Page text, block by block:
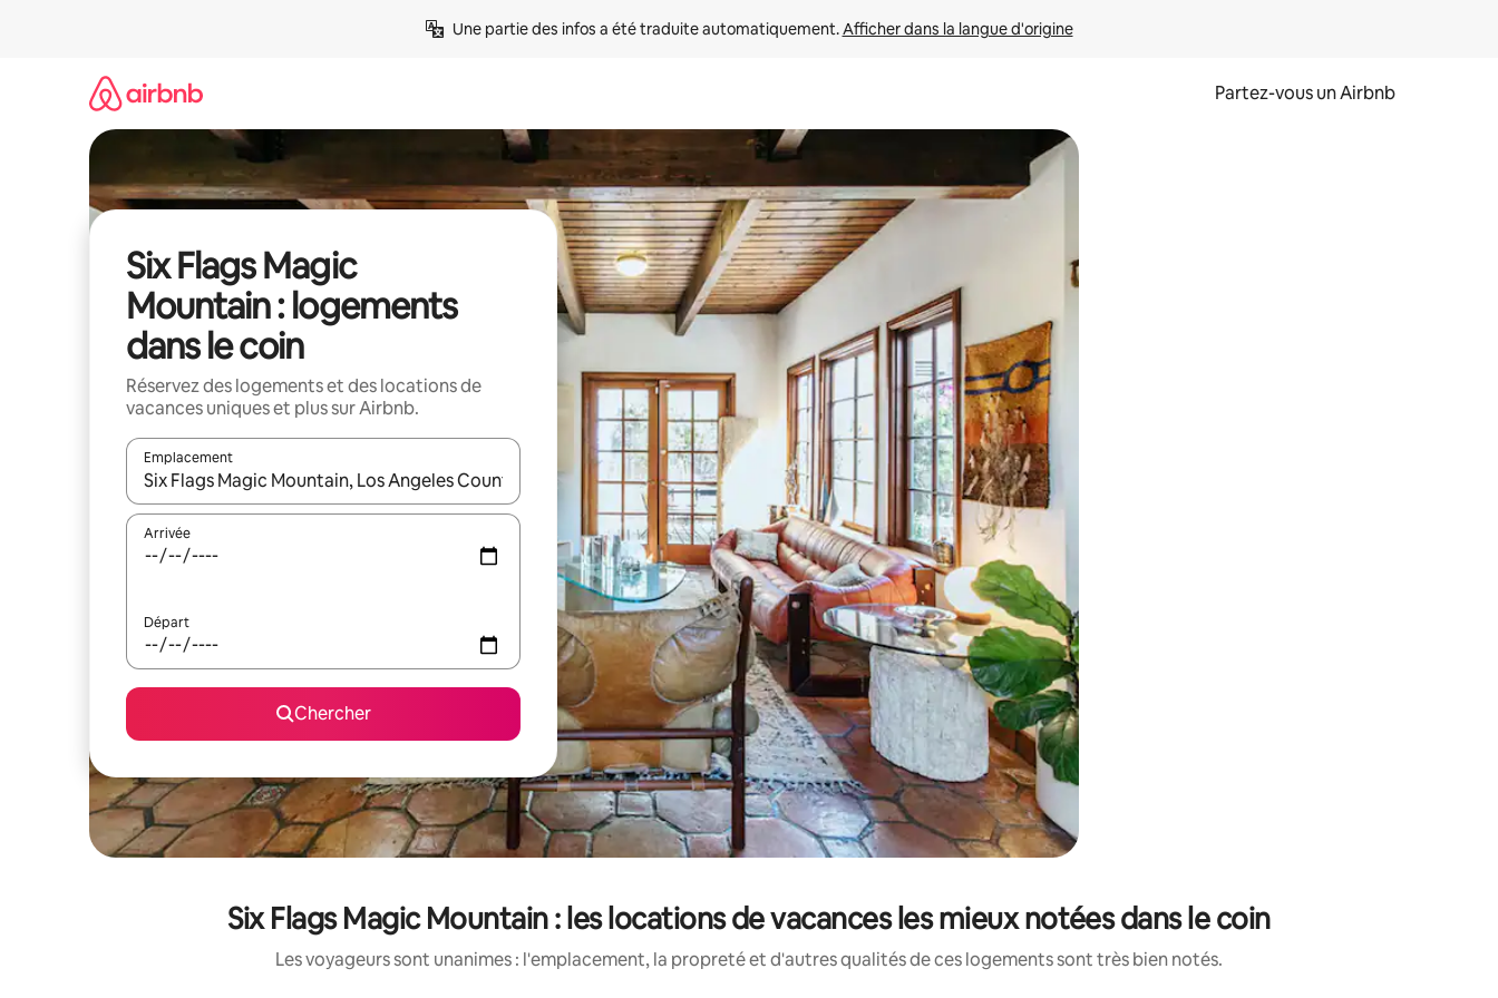
Une partie des infos a été traduite automatiquement. Afficher dans la langue d'origine
Partez-vous un Airbnb
Six Flags Magic
Mountain : logements
dans le coin
Réservez des logements et des locations de
vacances uniques et plus sur Airbnb.
Emplacement
Quand les résultats sont affichés, parcourez-les en utilisant les flèches vers le haut et vers le bas, ou en appuyant dessus et en les faisant glisser.
Arrivée
Départ
Chercher
Six Flags Magic Mountain : les locations de vacances les mieux notées dans le coin
Les voyageurs sont unanimes : l'emplacement, la propreté et d'autres qualités de ces logements sont très bien notés.